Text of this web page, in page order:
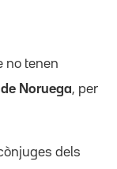
no tenen
Noruega, per
dels